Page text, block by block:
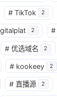
# TikTok 2
2 #
# 优选域名 2
# kookeey 2
# 直播源 2